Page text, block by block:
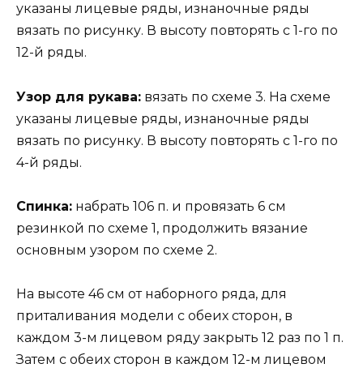
указаны лицевые ряды, изнаночные ряды
вязать по рисунку. В высоту повторять с 1-го по
12-й ряды.
Узор для рукава: вязать по схеме 3. На схеме
указаны лицевые ряды, изнаночные ряды
вязать по рисунку. В высоту повторять с 1-го по
4-й ряды.
Спинка: набрать 106 п. и провязать 6 см
резинкой по схеме 1, продолжить вязание
основным узором по схеме 2.
На высоте 46 см от наборного ряда, для
приталивания модели с обеих сторон, в
каждом 3-м лицевом ряду закрыть 12 раз по 1 п.
Затем с обеих сторон в каждом 12-м лицевом